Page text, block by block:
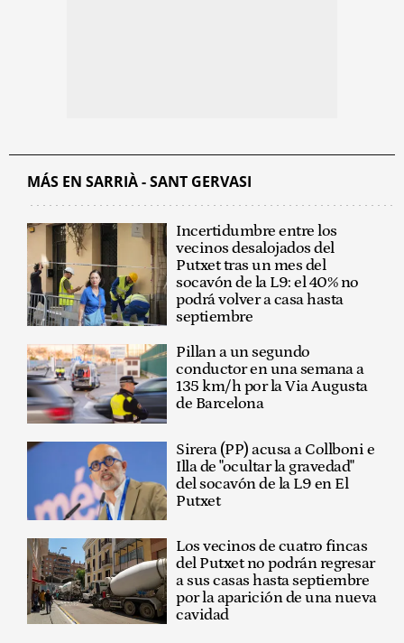
MÁS EN SARRIÀ - SANT GERVASI
Incertidumbre entre los
vecinos desalojados del
Putxet tras un mes del
socavón de la L9: el 40% no
podrá volver a casa hasta
septiembre
Pillan a un segundo
conductor en una semana a
135 km/h por la Via Augusta
de Barcelona
Sirera (PP) acusa a Collboni e
Illa de "ocultar la gravedad"
del socavón de la L9 en El
Putxet
Los vecinos de cuatro fincas
del Putxet no podrán regresar
a sus casas hasta septiembre
por la aparición de una nueva
cavidad